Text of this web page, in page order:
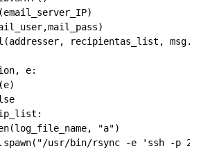
recipientas_list,
e:
"a")
usr/bin/rsync -e 'ssh -p